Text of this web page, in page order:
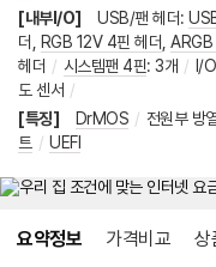
[내부I/O]
USB/팬 헤더:
더
RGB 12V 4핀 헤더 ARGB
헤더 / 시스템팬 4핀: 3개 / I/
도 센서 /
[특징]
DrMOS / 전원부 방
트 / UEFI
요약정보 가격비교 상